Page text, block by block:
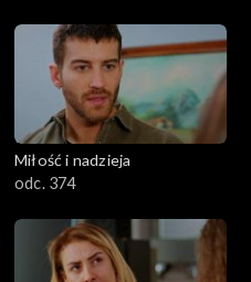
Miłość i nadzieja
odc. 374